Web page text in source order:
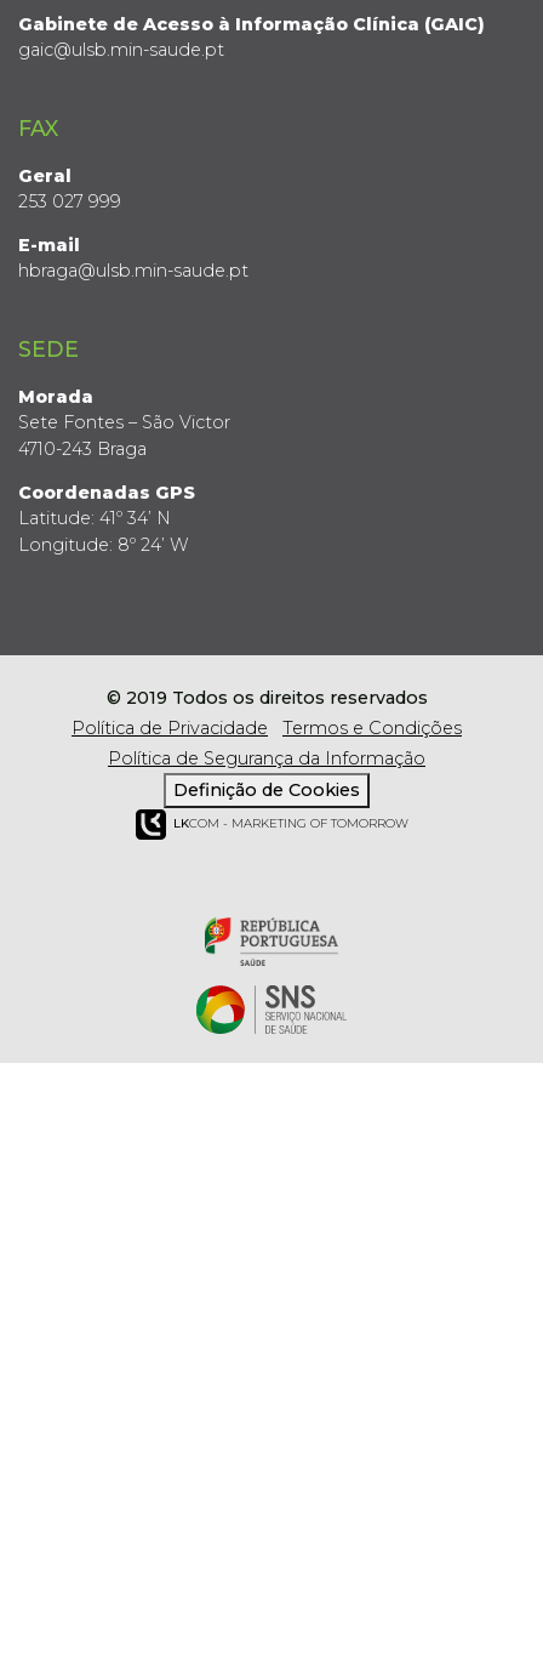
Gabinete de Acesso à Informação Clínica (GAIC)
gaic@ulsb.min-saude.pt
FAX
Geral
253 027 999
E-mail
hbraga@ulsb.min-saude.pt
SEDE
Morada
Sete Fontes – São Victor
4710-243 Braga
Coordenadas GPS
Latitude: 41º 34’ N
Longitude: 8º 24’ W
© 2019 Todos os direitos reservados
Política de Privacidade
Termos e Condições
Política de Segurança da Informação
Definição de Cookies
LKCOM - MARKETING OF TOMORROW